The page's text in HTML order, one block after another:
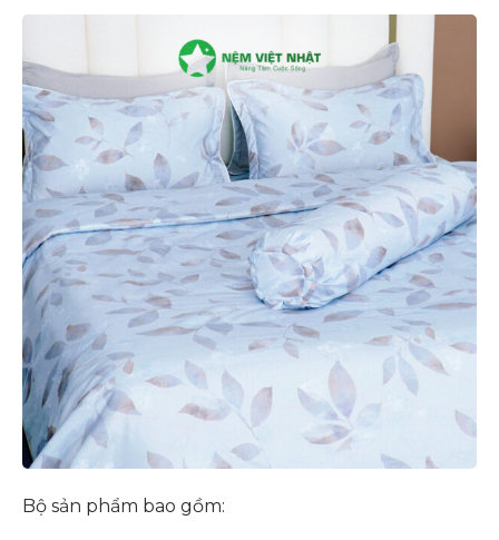
Bộ sản phẩm bao gồm: